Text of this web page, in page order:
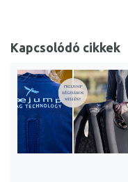
Kapcsolódó cikkek